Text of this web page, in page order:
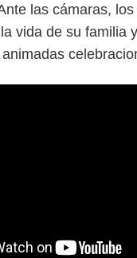
las cámaras,
vida de su familia